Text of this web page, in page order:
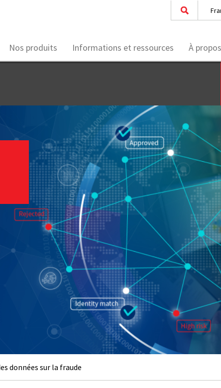
Nos produits Informations et ressources À
données sur la fraude